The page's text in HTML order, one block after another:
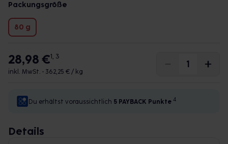
Packungsgröße
80 g
28,98 €1, 3
inkl. MwSt. • 362,25 € / kg
Du erhältst voraussichtlich 5 PAYBACK Punkte 4
Details